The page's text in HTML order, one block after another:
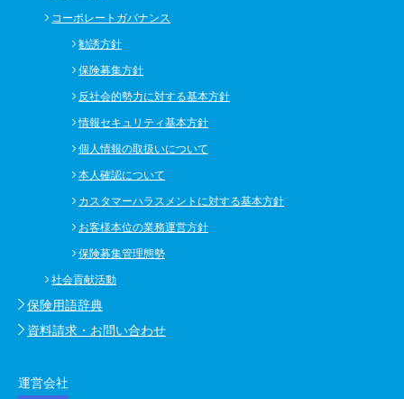
コーポレートガバナンス
勧誘方針
保険募集方針
反社会的勢力に対する基本方針
情報セキュリティ基本方針
個人情報の取扱いについて
本人確認について
カスタマーハラスメントに対する基本方針
お客様本位の業務運営方針
保険募集管理態勢
社会貢献活動
保険用語辞典
資料請求・お問い合わせ
運営会社